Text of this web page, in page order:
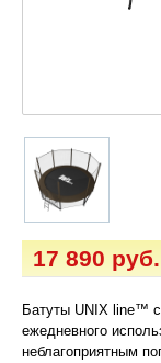
17 890 руб.
Батуты UNIX line™
ежедневного
неблагоприятным